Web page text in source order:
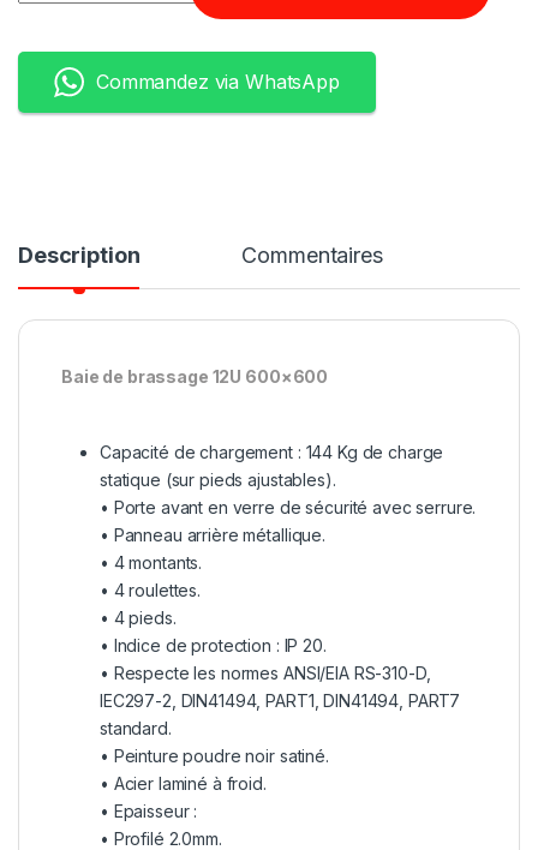
Commandez via WhatsApp
Description Commentaires
Baie de brassage 12U 600×600
Capacité de chargement : 144 Kg de charge
statique (sur pieds ajustables).
• Porte avant en verre de sécurité avec serrure.
• Panneau arrière métallique.
• 4 montants.
• 4 roulettes.
• 4 pieds.
• Indice de protection : IP 20.
• Respecte les normes ANSI/EIA RS-310-D,
IEC297-2, DIN41494, PART1, DIN41494, PART7
standard.
• Peinture poudre noir satiné.
• Acier laminé à froid.
• Epaisseur :
• Profilé 2.0mm.